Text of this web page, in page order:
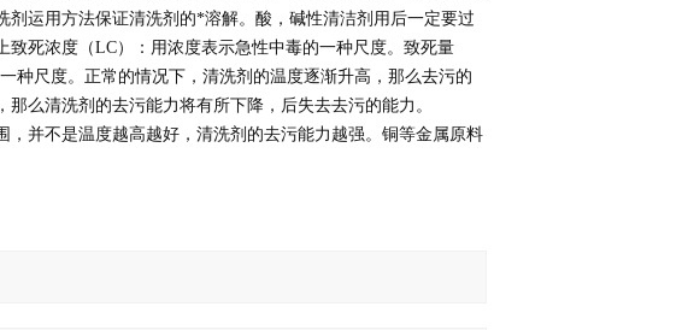
运用方法保证清洗剂的*溶解。酸，碱性清洁剂用后一定要过
死浓度（LC）：用浓度表示急性中毒的一种尺度。致死量
种尺度。正常的情况下，清洗剂的温度逐渐升高，那么去污的
么清洗剂的去污能力将有所下降，后失去去污的能力。
并不是温度越高越好，清洗剂的去污能力越强。铜等金属原料